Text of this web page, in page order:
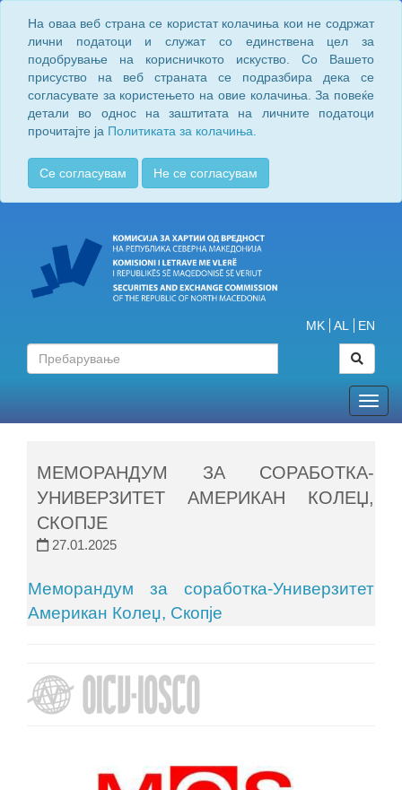
На оваа веб страна се користат колачиња кои не содржат
лични податоци и служат со единствена цел за
подобрување на корисничкото искуство. Со Вашето
присуство на веб страната се подразбира дека се
согласувате за користењето на овие колачиња. За повеќе
детали во однос на заштитата на личните податоци
прочитајте ја Политиката за колачиња.
Се согласувам Не се согласувам
MK AL EN
МЕМОРАНДУМ ЗА СОРАБОТКА-
УНИВЕРЗИТЕТ АМЕРИКАН КОЛЕЏ,
СКОПЈЕ
27.01.2025
Меморандум за соработка-Универзитет
Американ Колеџ, Скопје